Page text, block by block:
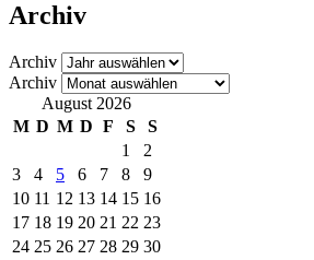
Archiv
Archiv
Archiv
August 2026
M D M D F S
S
1
2
3
4 5 6 7 8
9
10 11 12 13 14 15 16
17 18 19 20 21 22 23
24 25 26 27 28 29 30